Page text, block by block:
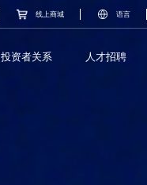
投资者关系 人才招聘
线上商城 语言